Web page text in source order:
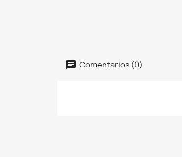
Comentarios (0)